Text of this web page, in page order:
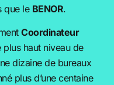
que le BENOR.
Coordinateur
plus haut niveau de
dizaine de bureaux
plus d’une centaine